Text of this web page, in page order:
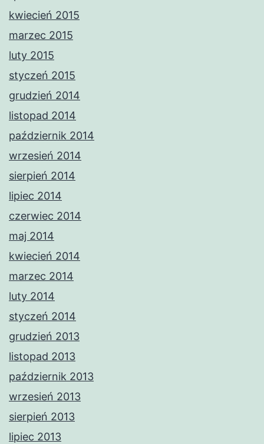
kwiecień 2015
marzec 2015
luty 2015
styczeń 2015
grudzień 2014
listopad 2014
październik 2014
wrzesień 2014
sierpień 2014
lipiec 2014
czerwiec 2014
maj 2014
kwiecień 2014
marzec 2014
luty 2014
styczeń 2014
grudzień 2013
listopad 2013
październik 2013
wrzesień 2013
sierpień 2013
lipiec 2013